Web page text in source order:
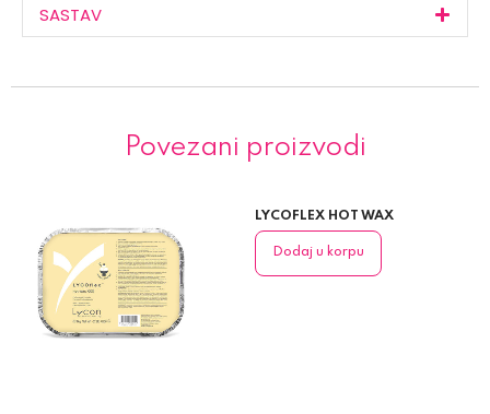
SASTAV
Povezani proizvodi
LYCOFLEX HOT WAX
Dodaj u korpu